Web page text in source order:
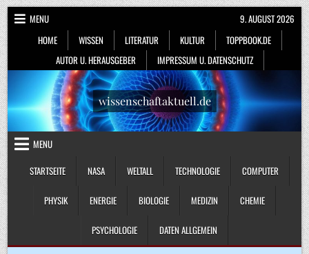
Skip
to
content
MENU
HOME
WISSEN LITERATUR KULTUR
TOPPBOOK.DE
AUTOR U. HERAUSGEBER
IMPRESSUM U. DATENSCHUTZ
9. AUGUST 2026
wissenschaftaktuell.de
MENU
STARTSEITE
NASA WELTALL TECHNOLOGIE COMPUTER
PHYSIK ENERGIE BIOLOGIE MEDIZIN CHEMIE
PSYCHOLOGIE DATEN ALLGEMEIN